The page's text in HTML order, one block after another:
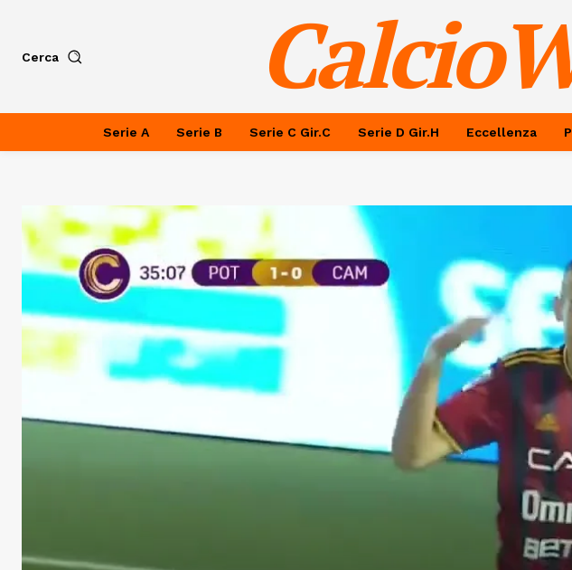
Cerca
Serie A Serie B Serie C Gir.C Serie D Gir.H Eccellenza